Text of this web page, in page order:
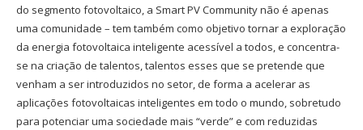
do segmento fotovoltaico, a Smart PV Community não é apenas
uma comunidade – tem também como objetivo tornar a exploração
da energia fotovoltaica inteligente acessível a todos, e concentra-
se na criação de talentos, talentos esses que se pretende que
venham a ser introduzidos no setor, de forma a acelerar as
aplicações fotovoltaicas inteligentes em todo o mundo, sobretudo
para potenciar uma sociedade mais “verde” e com reduzidas